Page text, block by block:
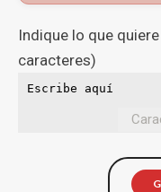
Indique lo que
caracteres)